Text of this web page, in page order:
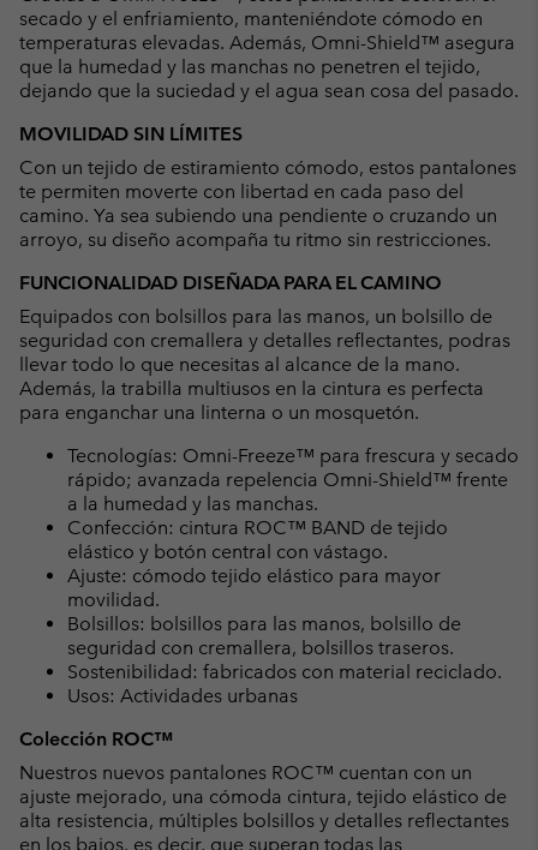
secado y el enfriamiento, manteniéndote cómodo en
temperaturas elevadas. Además, Omni-Shield™ asegura
que la humedad y las manchas no penetren el tejido,
dejando que la suciedad y el agua sean cosa del pasado.
MOVILIDAD SIN LÍMITES
Con un tejido de estiramiento cómodo, estos pantalones
te permiten moverte con libertad en cada paso del
camino. Ya sea subiendo una pendiente o cruzando un
arroyo, su diseño acompaña tu ritmo sin restricciones.
FUNCIONALIDAD DISEÑADA PARA EL CAMINO
Equipados con bolsillos para las manos, un bolsillo de
seguridad con cremallera y detalles reflectantes, podras
llevar todo lo que necesitas al alcance de la mano.
Además, la trabilla multiusos en la cintura es perfecta
para enganchar una linterna o un mosquetón.
Tecnologías: Omni-Freeze™ para frescura y secado
rápido; avanzada repelencia Omni-Shield™ frente
a la humedad y las manchas.
Confección: cintura ROC™ BAND de tejido
elástico y botón central con vástago.
Ajuste: cómodo tejido elástico para mayor
movilidad.
Bolsillos: bolsillos para las manos, bolsillo de
seguridad con cremallera, bolsillos traseros.
Sostenibilidad: fabricados con material reciclado.
Usos: Actividades urbanas
Colección ROC™
Nuestros nuevos pantalones ROC™ cuentan con un
ajuste mejorado, una cómoda cintura, tejido elástico de
alta resistencia, múltiples bolsillos y detalles reflectantes
en los bajos, es decir, que superan todas las